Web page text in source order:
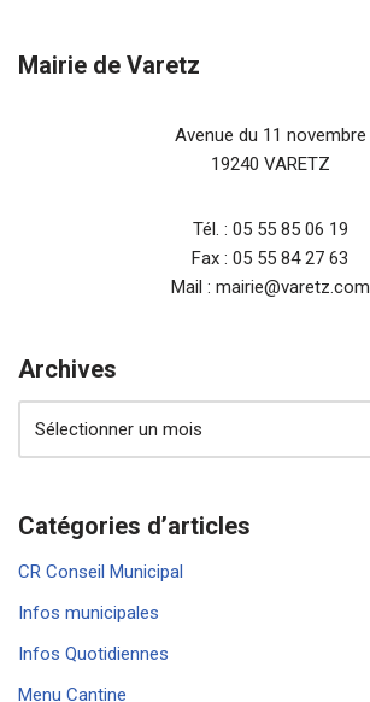
Mairie de Varetz
Avenue du 11 novembre
19240 VARETZ
Tél. : 05 55 85 06 19
Fax : 05 55 84 27 63
Mail : mairie@varetz.com
Archives
Catégories d’articles
CR Conseil Municipal
Infos municipales
Infos Quotidiennes
Menu Cantine